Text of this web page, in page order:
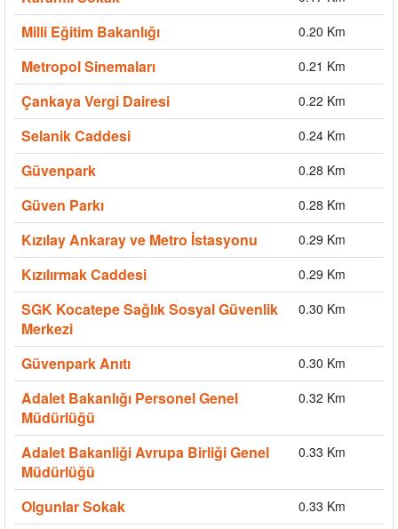
Milli Eğitim Bakanlığı 0.20 Km
Metropol Sinemaları 0.21 Km
Çankaya Vergi Dairesi 0.22 Km
Selanik Caddesi 0.24 Km
Güvenpark 0.28 Km
Güven Parkı 0.28 Km
Kızılay Ankaray ve Metro İstasyonu 0.29 Km
Kızılırmak Caddesi 0.29 Km
SGK Kocatepe Sağlık Sosyal Güvenlik
Merkezi
0.30 Km
Güvenpark Anıtı 0.30 Km
Adalet Bakanlığı Personel Genel
Müdürlüğü
0.32 Km
Adalet Bakanliği Avrupa Birliği Genel
Müdürlüğü
0.33 Km
Olgunlar Sokak 0.33 Km